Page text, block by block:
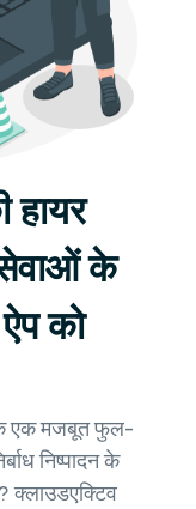
हायर
के
को
एक मजबूत फुल-
निष्पादन के
क्लाउडएक्टिव